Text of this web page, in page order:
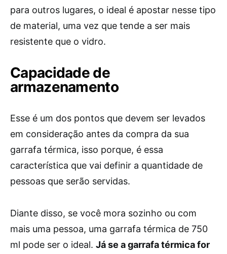
para outros lugares, o ideal é apostar nesse tipo
de material, uma vez que tende a ser mais
resistente que o vidro.
Capacidade de
armazenamento
Esse é um dos pontos que devem ser levados
em consideração antes da compra da sua
garrafa térmica, isso porque, é essa
característica que vai definir a quantidade de
pessoas que serão servidas.
Diante disso, se você mora sozinho ou com
mais uma pessoa, uma garrafa térmica de 750
ml pode ser o ideal. Já se a garrafa térmica for